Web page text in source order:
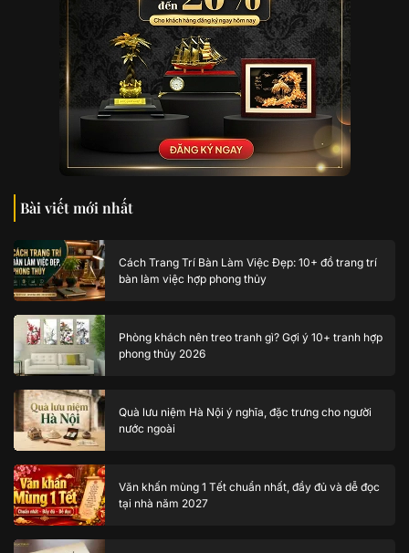
Bài viết mới nhất
Cách Trang Trí Bàn Làm Việc Đẹp: 10+ đồ trang trí
bàn làm việc hợp phong thủy
Phòng khách nên treo tranh gì? Gợi ý 10+ tranh hợp
phong thủy 2026
Quà lưu niệm Hà Nội ý nghĩa, đặc trưng cho người
nước ngoài
Văn khấn mùng 1 Tết chuẩn nhất, đầy đủ và dễ đọc
tại nhà năm 2027